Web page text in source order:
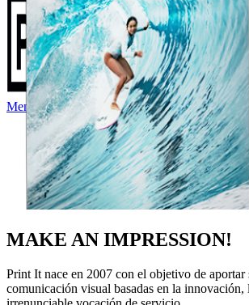
Menu
MAKE AN IMPRESSION!
Print It nace en 2007 con el objetivo de aportar
comunicación visual basadas en la innovación,